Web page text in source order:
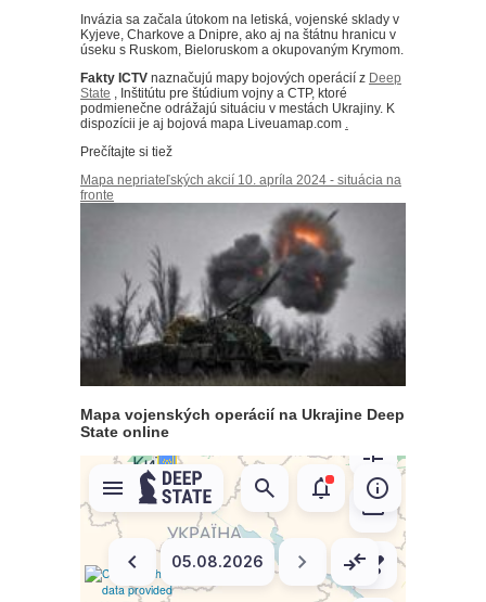
Invázia sa začala útokom na letiská, vojenské sklady v
Kyjeve, Charkove a Dnipre, ako aj na štátnu hranicu v
úseku s Ruskom, Bieloruskom a okupovaným Krymom.
Fakty ICTV naznačujú mapy bojových operácií z Deep
State , Inštitútu pre štúdium vojny a CTP, ktoré
podmienečne odrážajú situáciu v mestách Ukrajiny. K
dispozícii je aj bojová mapa Liveuamap.com .
Prečítajte si tiež
Mapa nepriateľských akcií 10. apríla 2024 - situácia na
fronte
Mapa vojenských operácií na Ukrajine Deep
State online